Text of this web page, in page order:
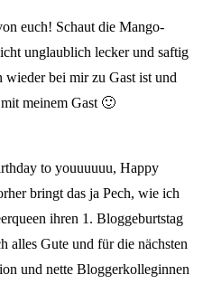
euch! Schaut die Mango-
unglaublich lecker und saftig
wieder bei mir zu Gast ist und
meinem Gast 🙂
to youuuuuu, Happy
bringt das ja Pech, wie ich
ihren 1. Bloggeburtstag
alles Gute und für die nächsten
und nette Bloggerkolleginnen